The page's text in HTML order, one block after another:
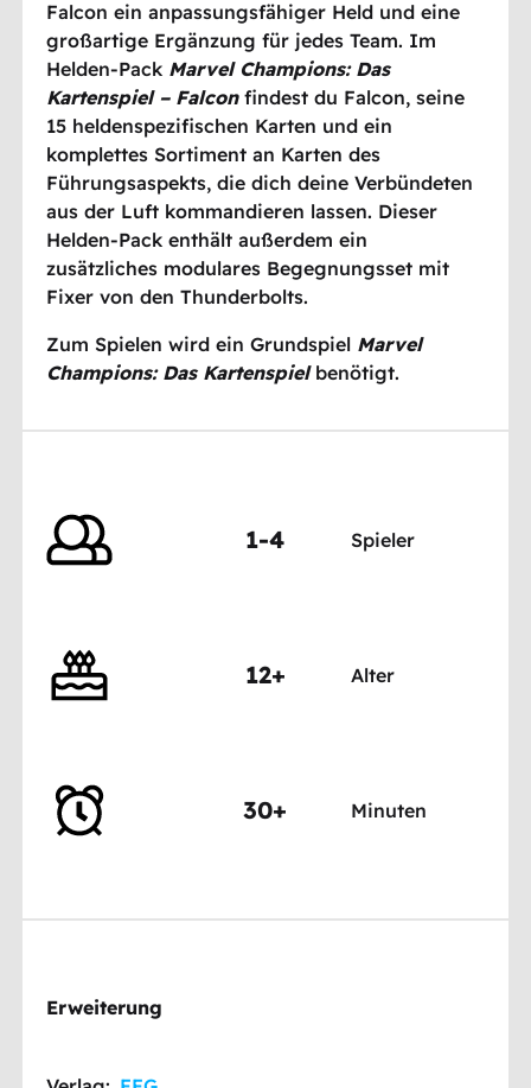
Falcon ein anpassungsfähiger Held und eine
großartige Ergänzung für jedes Team. Im
Helden-Pack Marvel Champions: Das
Kartenspiel – Falconfindest du Falcon, seine
15 heldenspezifischen Karten und ein
komplettes Sortiment an Karten des
Führungsaspekts, die dich deine Verbündeten
aus der Luft kommandieren lassen. Dieser
Helden-Pack enthält außerdem ein
zusätzliches modulares Begegnungsset mit
Fixer von den Thunderbolts.
Zum Spielen wird ein Grundspiel Marvel
Champions: Das Kartenspielbenötigt.
1-4 Spieler
12+ Alter
30+ Minuten
Erweiterung